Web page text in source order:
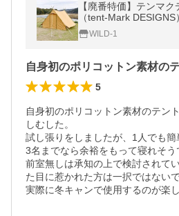
【廃番特価】テンマ
（tent-Mark DESIGNS
C】WILD-1
5
自身初のポリコットン素材のテン
しむした。
試し張りをしましたが、1人でも簡
3名までなら余裕をもって寝れそう
前室無しは承知の上で検討されて
た目に惹かれた方は一択ではない
実際に冬キャンで使用するのが楽し